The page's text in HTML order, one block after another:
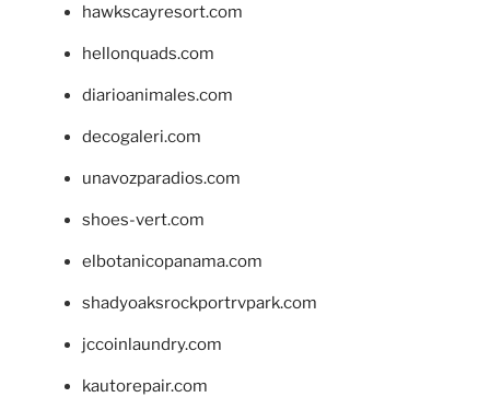
hawkscayresort.com
hellonquads.com
diarioanimales.com
decogaleri.com
unavozparadios.com
shoes-vert.com
elbotanicopanama.com
shadyoaksrockportrvpark.com
jccoinlaundry.com
kautorepair.com